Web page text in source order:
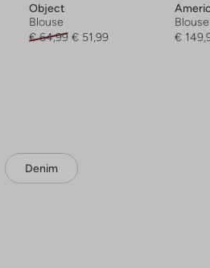
Object
Blouse
€ 64,99 € 51,99
Blouse
€
Denim